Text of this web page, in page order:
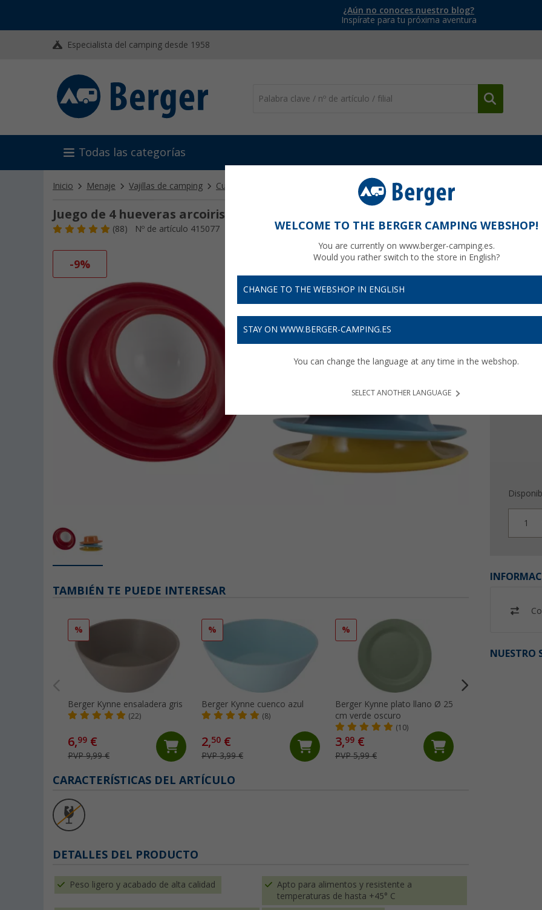
¿Aún no conoces nuestro blog?
Inspírate para tu próxima aventura
Especialista del camping desde 1958
Todas las categorías
Inicio Menaje Vajillas de camping Cuencos y Boles Juego de 4 hueveras arcoiris Gimex
Juego de 4 hueveras arcoiris Gimex
(88) Nº de artículo 415077
-9%
8,99
Precios
Color
1
NUESTRO
TAMBIÉN TE PUEDE INTERESAR
%
Berger Kynne ensaladera gris
(22)
6,99 €
PVP 9,99 €
%
Berger Kynne cuenco azul
(8)
2,50 €
PVP 3,99 €
%
Berger Kynne plato llano Ø 25
cm verde oscuro
(10)
3,99 €
PVP 5,99 €
CARACTERÍSTICAS DEL ARTÍCULO
DETALLES DEL PRODUCTO
Peso ligero y acabado de alta calidad
Apto para alimentos y resistente a
temperaturas de hasta +45° C
WELCOME TO THE BERGER CAMPING WEBSHOP!
You are currently on www.berger-camping.es.
Would you rather switch to the store in English?
CHANGE TO THE WEBSHOP IN ENGLISH
STAY ON WWW.BERGER-CAMPING.ES
You can change the language at any time in the webshop.
SELECT ANOTHER LANGUAGE